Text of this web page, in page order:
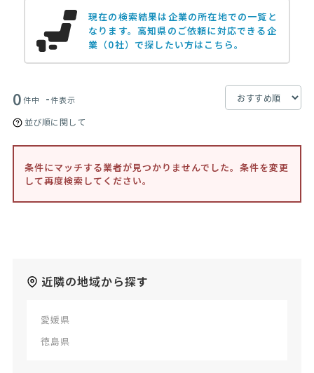
現在の検索結果は企業の所在地での一覧と
なります。高知県のご依頼に対応できる企
業（0社）で探したい方はこちら。
0件中 -件表示
並び順に関して
条件にマッチする業者が見つかりませんでした。条件を変更
して再度検索してください。
近隣の地域から探す
愛媛県
徳島県